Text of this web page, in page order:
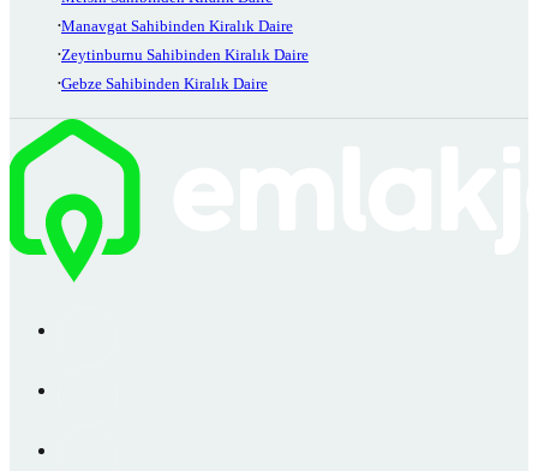
Manavgat Sahibinden Kiralık Daire
Zeytinburnu Sahibinden Kiralık Daire
Gebze Sahibinden Kiralık Daire